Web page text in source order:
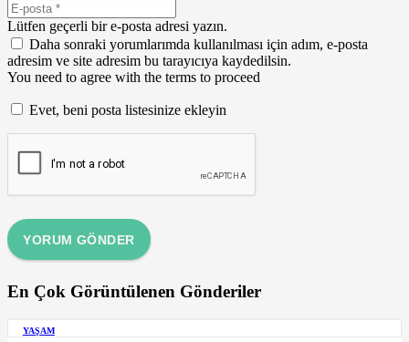
Lütfen geçerli bir e-posta adresi yazın.
Daha sonraki yorumlarımda kullanılması için adım, e-posta
adresim ve site adresim bu tarayıcıya kaydedilsin.
You need to agree with the terms to proceed
Evet, beni posta listesinize ekleyin
YORUM GÖNDER
En Çok Görüntülenen Gönderiler
YAŞAM